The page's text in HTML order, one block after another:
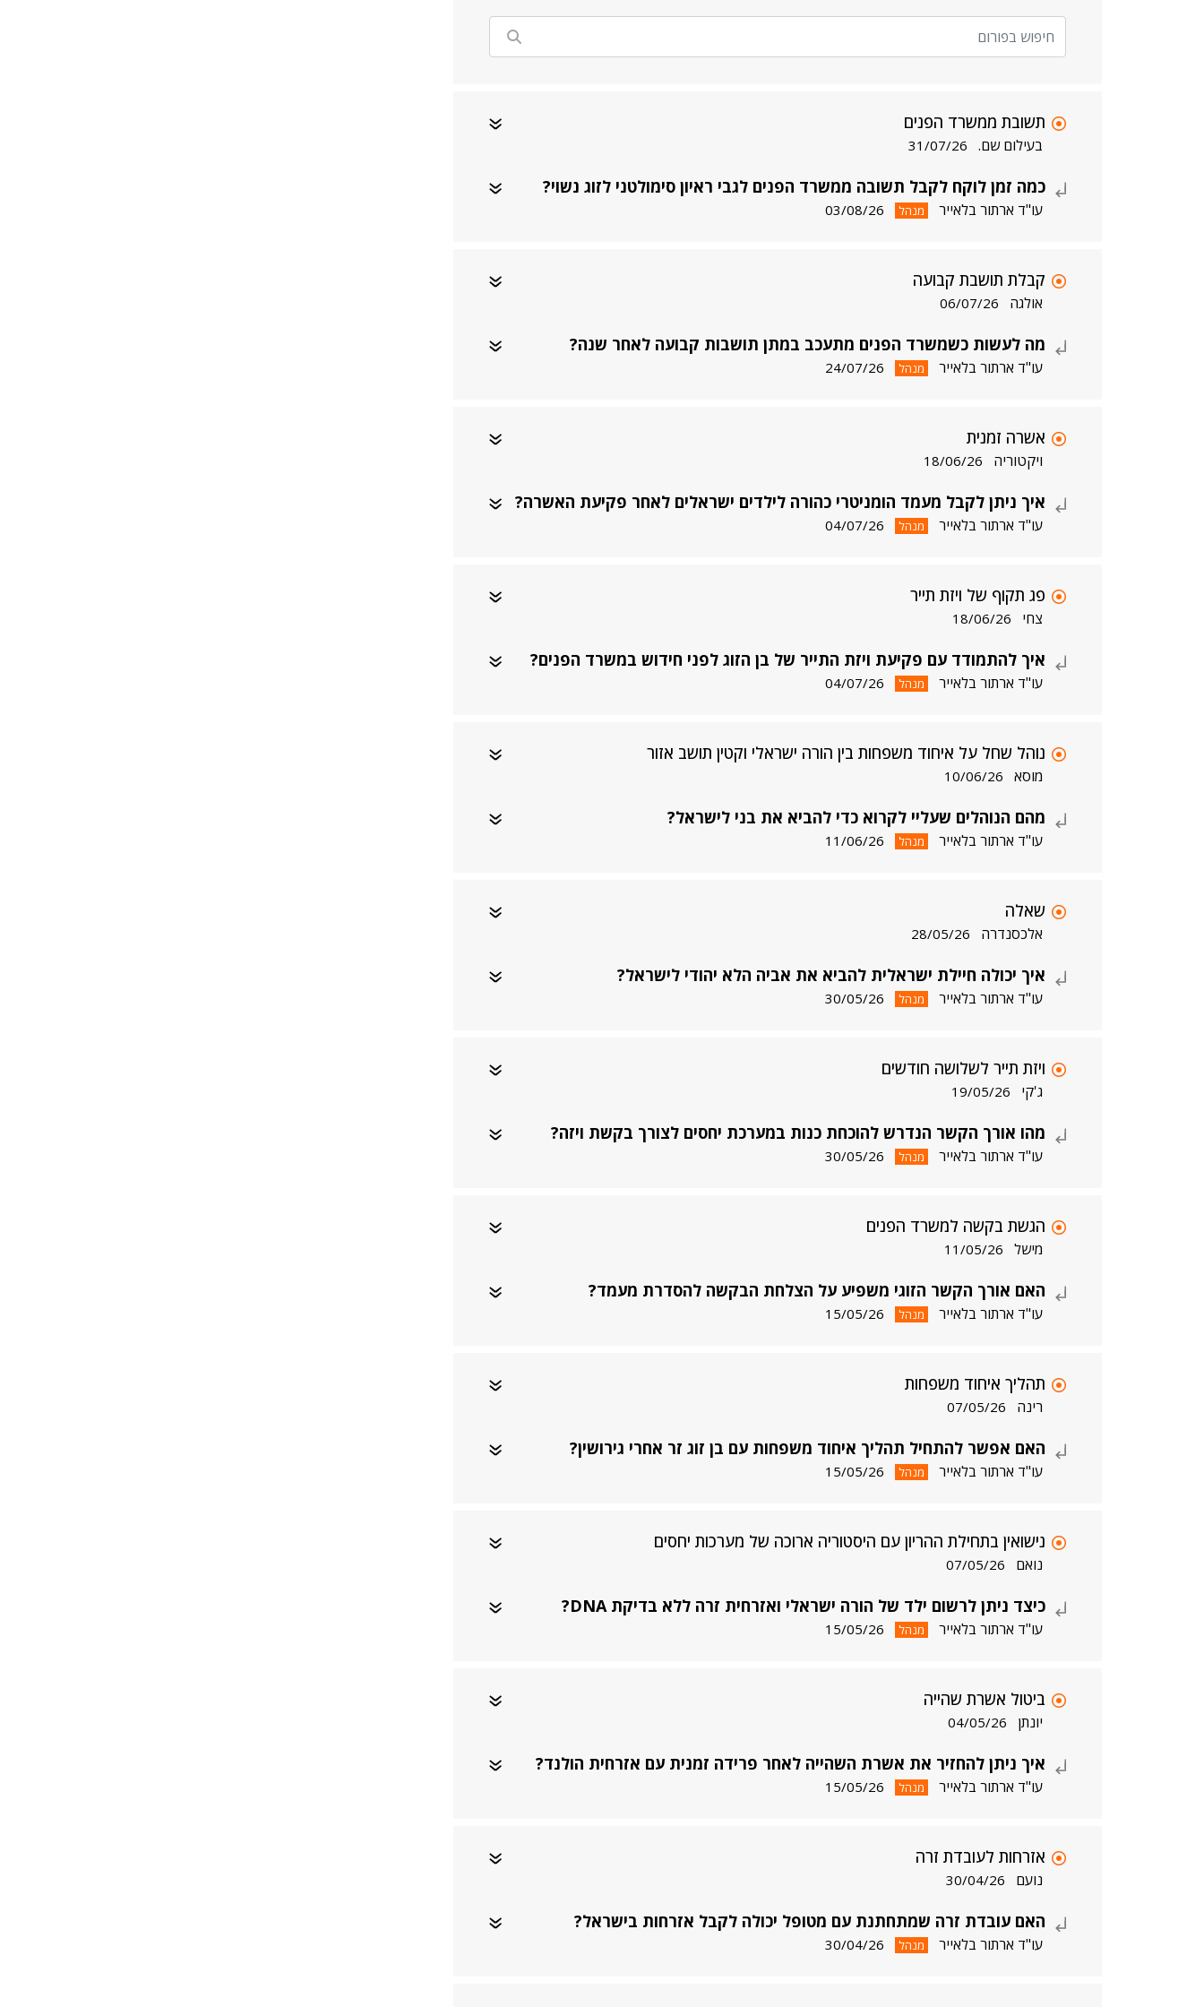
תשובת ממשרד הפנים
בעילום שם. 31/07/26
כמה זמן לוקח לקבל תשובה ממשרד הפנים לגבי ראיון סימולטני לזוג נשוי?
עו"ד ארתור בלאייר מנהל 03/08/26
קבלת תושבת קבועה
אולגה 06/07/26
מה לעשות כשמשרד הפנים מתעכב במתן תושבות קבועה לאחר שנה?
עו"ד ארתור בלאייר מנהל 24/07/26
אשרה זמנית
ויקטוריה 18/06/26
איך ניתן לקבל מעמד הומניטרי כהורה לילדים ישראלים לאחר פקיעת האשרה?
עו"ד ארתור בלאייר מנהל 04/07/26
פג תקוף של ויזת תייר
צחי 18/06/26
איך להתמודד עם פקיעת ויזת התייר של בן הזוג לפני חידוש במשרד הפנים?
עו"ד ארתור בלאייר מנהל 04/07/26
נוהל שחל על איחוד משפחות בין הורה ישראלי וקטין תושב אזור
מוסא 10/06/26
מהם הנוהלים שעליי לקרוא כדי להביא את בני לישראל?
עו"ד ארתור בלאייר מנהל 11/06/26
שאלה
אלכסנדרה 28/05/26
איך יכולה חיילת ישראלית להביא את אביה הלא יהודי לישראל?
עו"ד ארתור בלאייר מנהל 30/05/26
ויזת תייר לשלושה חודשים
ג'קי 19/05/26
מהו אורך הקשר הנדרש להוכחת כנות במערכת יחסים לצורך בקשת ויזה?
עו"ד ארתור בלאייר מנהל 30/05/26
הגשת בקשה למשרד הפנים
מישל 11/05/26
האם אורך הקשר הזוגי משפיע על הצלחת הבקשה להסדרת מעמד?
עו"ד ארתור בלאייר מנהל 15/05/26
תהליך איחוד משפחות
רינה 07/05/26
האם אפשר להתחיל תהליך איחוד משפחות עם בן זוג זר אחרי גירושין?
עו"ד ארתור בלאייר מנהל 15/05/26
נישואין בתחילת ההריון עם היסטוריה ארוכה של מערכות יחסים
נואם 07/05/26
כיצד ניתן לרשום ילד של הורה ישראלי ואזרחית זרה ללא בדיקת DNA?
עו"ד ארתור בלאייר מנהל 15/05/26
ביטול אשרת שהייה
יונתן 04/05/26
איך ניתן להחזיר את אשרת השהייה לאחר פרידה זמנית עם אזרחית הולנד?
עו"ד ארתור בלאייר מנהל 15/05/26
אזרחות לעובדת זרה
נועם 30/04/26
האם עובדת זרה שמתחתנת עם מטופל יכולה לקבל אזרחות בישראל?
עו"ד ארתור בלאייר מנהל 30/04/26